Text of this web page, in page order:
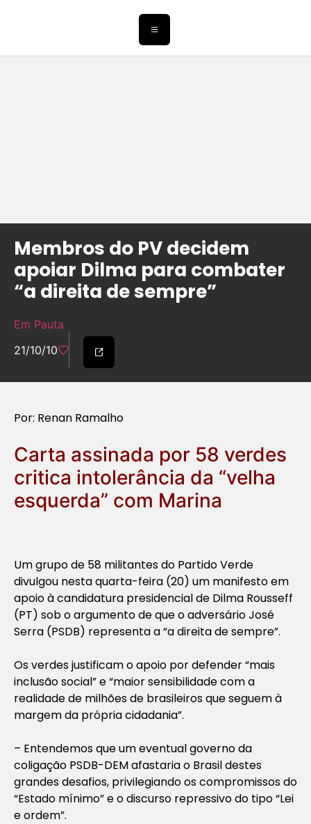
Membros do PV decidem
apoiar Dilma para combater
“a direita de sempre”
Em Pauta
21/10/10
Por: Renan Ramalho
Carta assinada por 58 verdes
critica intolerância da “velha
esquerda” com Marina
Um grupo de 58 militantes do Partido Verde
divulgou nesta quarta-feira (20) um manifesto em
apoio à candidatura presidencial de Dilma Rousseff
(PT) sob o argumento de que o adversário José
Serra (PSDB) representa a “a direita de sempre”.
Os verdes justificam o apoio por defender “mais
inclusão social” e “maior sensibilidade com a
realidade de milhões de brasileiros que seguem à
margem da própria cidadania”.
– Entendemos que um eventual governo da
coligação PSDB-DEM afastaria o Brasil destes
grandes desafios, privilegiando os compromissos do
“Estado mínimo” e o discurso repressivo do tipo “Lei
e ordem”.